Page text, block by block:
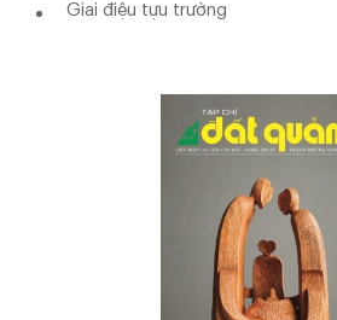
Giai điệu tựu trường